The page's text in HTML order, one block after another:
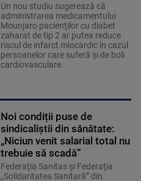
Un nou studiu sugerează că
administrarea medicamentului
Mounjaro pacienţilor cu diabet
zaharat de tip 2 ar putea reduce
riscul de infarct miocardic în cazul
persoanelor care suferă şi de boli
cardiovasculare.
Noi condiții puse de
sindicaliștii din sănătate:
„Niciun venit salarial total nu
trebuie să scadă”
Federaţia Sanitas şi Federaţia
„Solidaritatea Sanitară” din